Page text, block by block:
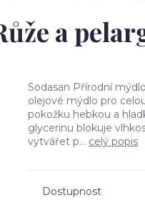
a
Sodasan Přírodní
olejové mýdlo pro
pokožku hebkou a
glycerinu blokuje
vytvářet p... celý popis
Dostupnost